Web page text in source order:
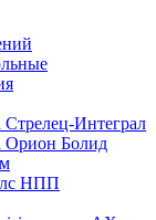
Стрелец-Интеграл
Орион Болид
НПП